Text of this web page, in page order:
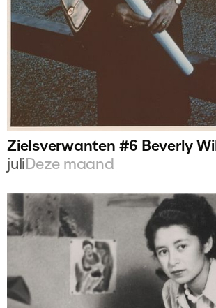
Zielsverwanten #6 Beverly
juliDeze maand